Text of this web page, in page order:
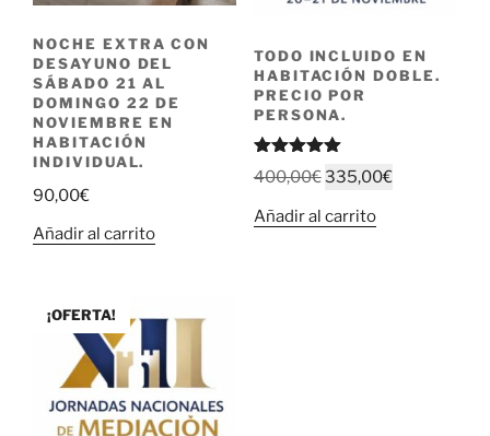
NOCHE EXTRA CON
DESAYUNO DEL
SÁBADO 21 AL
DOMINGO 22 DE
NOVIEMBRE EN
HABITACIÓN
INDIVIDUAL.
90,00€
Añadir al carrito
TODO INCLUIDO EN
HABITACIÓN DOBLE.
PRECIO POR
PERSONA.
Valorado
con5.00
400,00€El
original
335,00€El
Añadir al carrito
¡OFERTA!